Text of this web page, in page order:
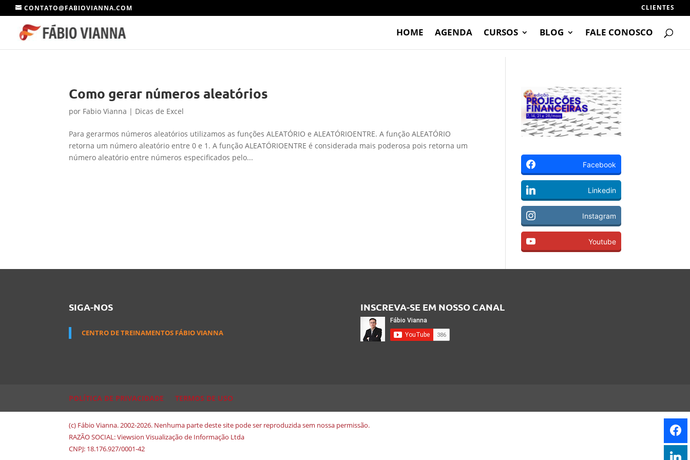
CONTATO@FABIOVIANNA.COM CLIENTES
HOME AGENDA CURSOS BLOG FALE CONOSCO
Como gerar números aleatórios
por Fabio Vianna | Dicas de Excel
Para gerarmos números aleatórios utilizamos as funções ALEATÓRIO e ALEATÓRIOENTRE. A função ALEATÓRIO
retorna um número aleatório entre 0 e 1. A função ALEATÓRIOENTRE é considerada mais poderosa pois retorna um
número aleatório entre números especificados pelo...
Facebook
Linkedin
Instagram
Youtube
SIGA-NOS
CENTRO DE TREINAMENTOS FÁBIO VIANNA
INSCREVA-SE EM NOSSO CANAL
POLÍTICA DE PRIVACIDADE TERMOS DE USO
(c) Fábio Vianna. 2002-2026. Nenhuma parte deste site pode ser reproduzida sem nossa permissão.
RAZÃO SOCIAL: Viewsion Visualização de Informação Ltda
CNPJ: 18.176.927/0001-42